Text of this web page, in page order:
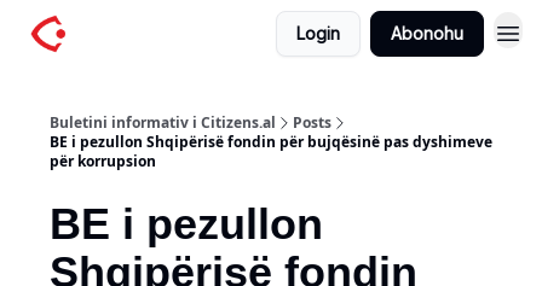
Login Abonohu
Buletini informativ i Citizens.al
Posts
BE i pezullon Shqipërisë fondin për bujqësinë pas dyshimeve
për korrupsion
BE i pezullon
Shqipërisë fondin